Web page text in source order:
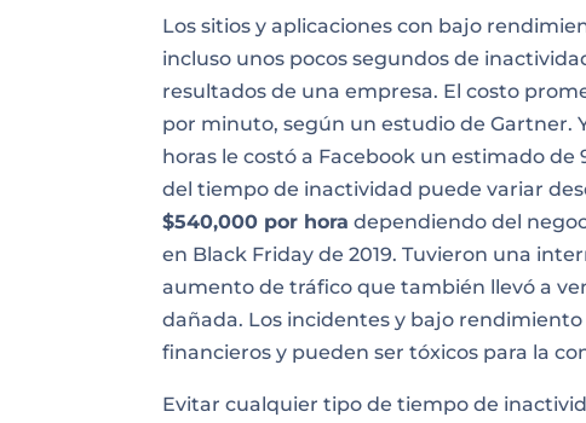
Los sitios y aplicaciones con bajo
incluso unos pocos segundos de
resultados de una empresa. El costo
por minuto, según un estudio de Gartner.
horas le costó a Facebook un estimado
del tiempo de inactividad puede variar
$540,000 por hora dependiendo del
en Black Friday de 2019. Tuvieron una
aumento de tráfico que también llevó a
dañada. Los incidentes y bajo
financieros y pueden ser tóxicos para la
Evitar cualquier tipo de tiempo de